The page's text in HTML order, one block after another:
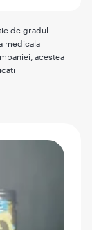
de gradul
medicala
acestea